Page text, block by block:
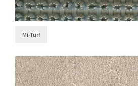
Mi-Turf